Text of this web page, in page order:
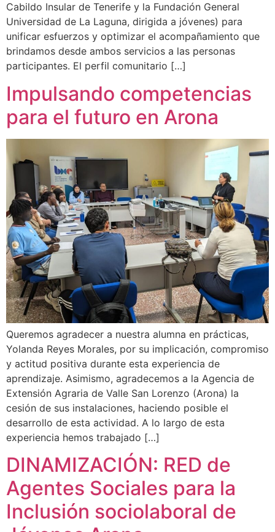
Cabildo Insular de Tenerife y la Fundación General
Universidad de La Laguna, dirigida a jóvenes) para
unificar esfuerzos y optimizar el acompañamiento que
brindamos desde ambos servicios a las personas
participantes. El perfil comunitario […]
Impulsando competencias
para el futuro en Arona
Queremos agradecer a nuestra alumna en prácticas,
Yolanda Reyes Morales, por su implicación, compromiso
y actitud positiva durante esta experiencia de
aprendizaje. Asimismo, agradecemos a la Agencia de
Extensión Agraria de Valle San Lorenzo (Arona) la
cesión de sus instalaciones, haciendo posible el
desarrollo de esta actividad. A lo largo de esta
experiencia hemos trabajado […]
DINAMIZACIÓN: RED de
Agentes Sociales para la
Inclusión sociolaboral de